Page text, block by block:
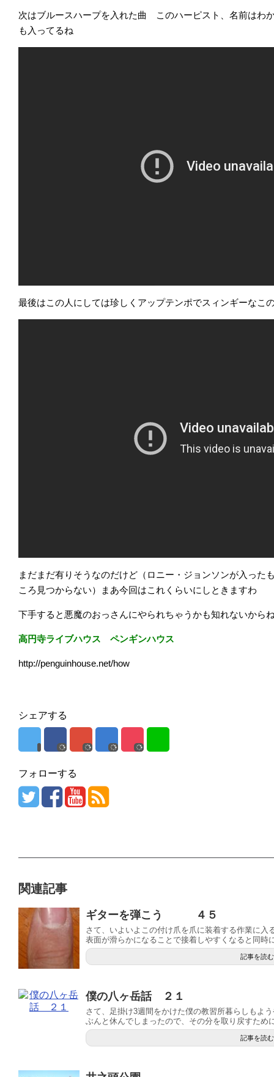
次はブルースハープを入れた曲 このハーピスト、名前はわ
も入ってるね
最後はこの人にしては珍しくアップテンポでスィンギーなこ
まだまだ有りそうなのだけど（ロニー・ジョンソンが入った
ころ見つからない）まあ今回はこれくらいにしときますわ
下手すると悪魔のおっさんにやられちゃうかも知れないか
高円寺ライブハウス ペンギンハウス
http://penguinhouse.net/how
シェアする
フォローする
関連記事
ギターを弾こう ４５
さて、いよいよこの付け爪を爪に装着する作業に
表面が滑らかになることで接着しやすくなると同時
記事を読む
僕の八ヶ岳話 ２１
さて、足掛け3週間をかけた僕の教習所暮らしもよ
ぶんと休んでしまったので、その分を取り戻すため
記事を読む